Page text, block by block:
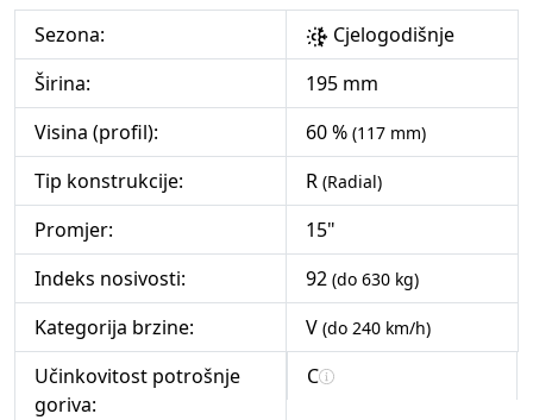
Sezona:
Cjelogodišnje
Širina:
195 mm
Visina (profil):
60 % (117 mm)
Tip konstrukcije: R (Radial)
Promjer:
15"
Indeks nosivosti:
92 (do 630 kg)
Kategorija brzine: V (do 240 km/h)
Učinkovitost potrošnje
goriva:
C